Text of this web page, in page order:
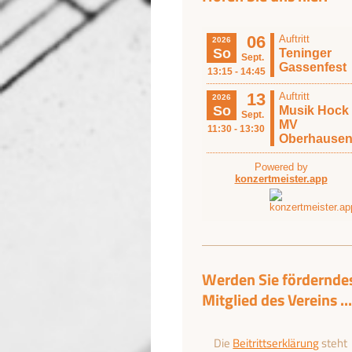
Werden Sie
Mitglied des Vereins ...
Die Beitrittserklärungsteht